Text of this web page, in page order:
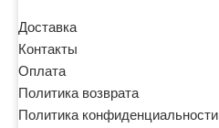
Доставка
Контакты
Оплата
Политика возврата
Политика конфиденциальности